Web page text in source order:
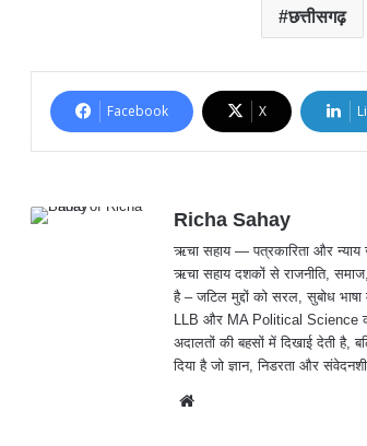
छत्तीसगढ़
Facebook X
Richa Sahay
ऋचा सहाय — पत्रकारिता और न्याय
ऋचा सहाय दशकों से राजनीति,
है – जटिल मुद्दों को सरल, सुबोध
LLB और MA Political Science
अदालतों की बहसों में दिखाई देती है,
दिया है जो ज्ञान, निडरता और